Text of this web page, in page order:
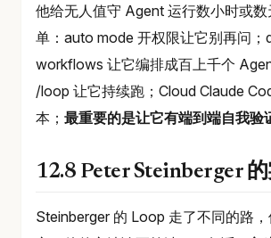
他给无人值守 Agent 运行数小时或
单：auto mode 开权限让它别再问；
workflows 让它编排成百上千个
/loop 让它持续跑；Cloud Claude
本； 最重要的是让它有端到端自我验
12.8 Peter Steinberger
Steinberger 的 Loop 走了不同的路